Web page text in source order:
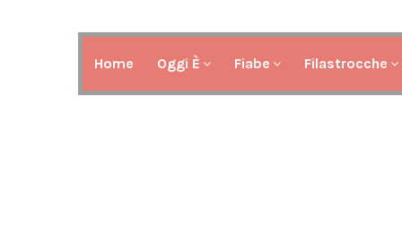
Home Oggi È Fiabe Filastrocche